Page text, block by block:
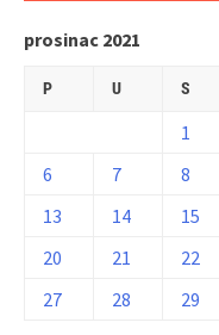
prosinac 2021
P U S
1
6
7 8
13
14 15
20
21 22
27
28 29